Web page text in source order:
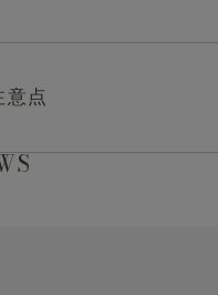
も上品な印象で着用いた
ク/ライトグレー／ブルー
て仕立てました。
めのmodel:175cm/65kg
ブル（洗濯方法はお取り
意点
とし、洗濯機で弱い洗濯処
剤を使用し、必ずネット